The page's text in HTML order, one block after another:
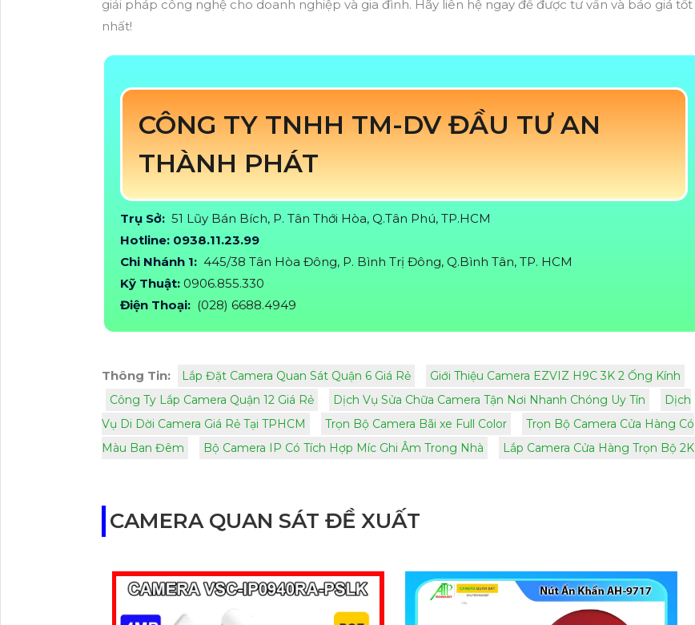
giải pháp công nghệ cho doanh nghiệp và gia đình. Hãy liên hệ ngay để được tư vấn và báo giá tốt
nhất!
CÔNG TY TNHH TM-DV ĐẦU TƯ AN
THÀNH PHÁT
Trụ Sở: 51 Lũy Bán Bích, P. Tân Thới Hòa, Q.Tân Phú, TP.HCM
Hotline: 0938.11.23.99
Chi Nhánh 1: 445/38 Tân Hòa Đông, P. Bình Trị Đông, Q.Bình Tân, TP. HCM
Kỹ Thuật: 0906.855.330
Điện Thoại: (028) 6688.4949
Thông Tin: Lắp Đặt Camera Quan Sát Quận 6 Giá Rẻ
Giới Thiệu Camera EZVIZ H9C 3K 2 Ống Kính
Công Ty Lắp Camera Quận 12 Giá Rẻ
Dịch Vụ Sửa Chữa Camera Tận Nơi Nhanh Chóng Uy Tín
Dịch
Vụ Di Dời Camera Giá Rẻ Tại TPHCM
Trọn Bộ Camera Bãi xe Full Color
Trọn Bộ Camera Cửa Hàng Có
Màu Ban Đêm
Bộ Camera IP Có Tích Hợp Míc Ghi Âm Trong Nhà Lắp Camera Cửa Hàng Trọn Bộ 2K
CAMERA QUAN SÁT ĐỀ XUẤT